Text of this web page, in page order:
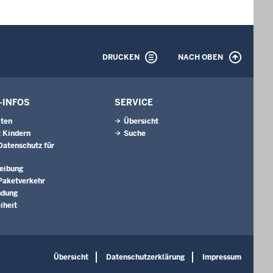
DRUCKEN NACH OBEN
INFOS
Kindern
für
SERVICE
Übersicht
Suche
Übersicht Datenschutzerklärung Impressum